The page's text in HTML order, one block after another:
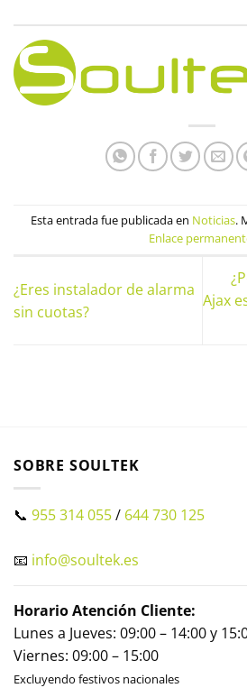
Esta entrada fue publicada en Noticias.
Enlace
¿Eres instalador de alarma
sin cuotas?
Ajax
SOBRE SOULTEK
📞 955 314 055/ 644 730 125
📧 info@soultek.es
Horario Atención Cliente:
Lunes a Jueves: 09:00 – 14:00 y
Viernes: 09:00 – 15:00
Excluyendo festivos nacionales